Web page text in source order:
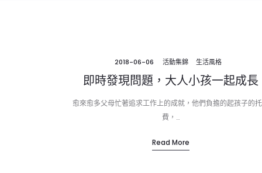
2018-06-06 活動集錦 生活風格
即時發現問題，大人小孩一起成長
愈來愈多父母忙著追求工作上的成就，他們負擔的起孩子的
費，…
Read More